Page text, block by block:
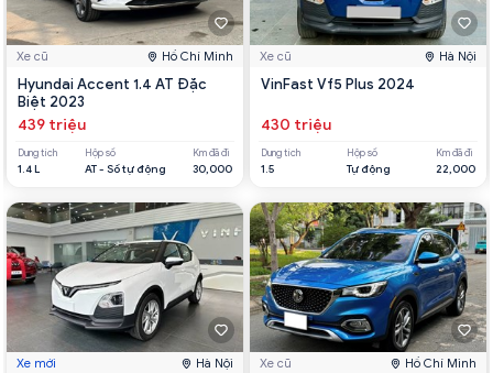
Xe cũ Hồ Chí Minh
Hyundai Accent 1.4 AT Đặc
Biệt 2023
439 triệu
Dung tích
1.4 L
Hộp số
AT - Số tự động
Km đã đi
30,000
Xe mới Hà Nội
Xe cũ Hà Nội
VinFast Vf5 Plus 2024
430 triệu
Dung tích
1.5
Hộp số
Tự động
Km đã đi
22,000
Xe cũ Hồ Chí Minh